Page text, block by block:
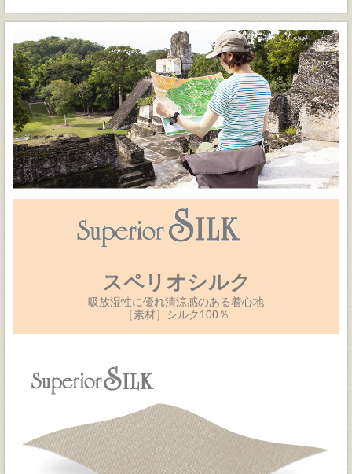
スペリオシルク
吸放湿性に優れ清涼感のある着心地
［素材］シルク100％